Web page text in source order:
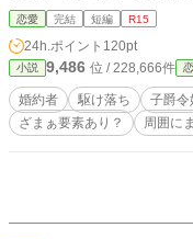
と夫婦として暮らしていた。
た。 そんなある日、王都の大
講師として大学に招かれるこ
行。 王都の暮らしに落ち着い
通り魔の無差別事件として処
る。 後日、犯人の名前を聞
の妹！ そこから明らかになる
夫の間に二人の子供にも恵まれ、幸せの絶
恋愛 完結 短編 R15
24h.ポイント 120pt
小説 9,486 位 / 228,666件
婚約者 駆け落ち 子爵令
ざまぁ要素あり？
周囲に